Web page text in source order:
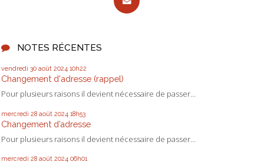
NOTES RÉCENTES
vendredi 30 août 2024 10h22
Changement d'adresse (rappel)
Pour plusieurs raisons il devient nécessaire de passer...
mercredi 28 août 2024 18h53
Changement d’adresse
Pour plusieurs raisons il devient nécessaire de passer...
mercredi 28 août 2024 06h01